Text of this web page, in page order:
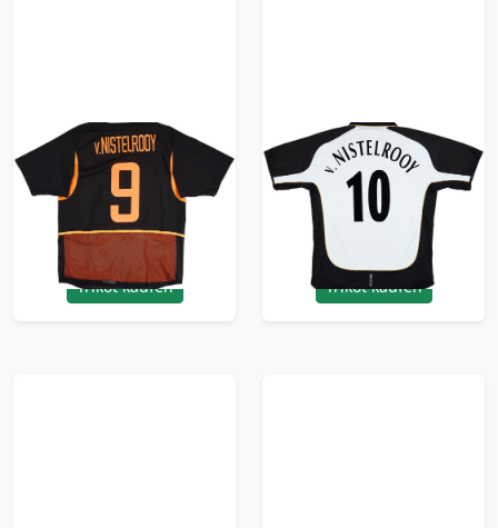
2002-04 Netherlands
Authentic Away Shirt
V.Nistelrooy #9 - 8/10
- (L)
239.99£ · ca. €283
Trikot kaufen
2001-02 Manchester
United Centenary
Away/Third Shirt
V.Nistelrooy #10
239.99£ · ca. €283
Trikot kaufen